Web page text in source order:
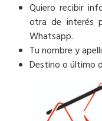
Quiero recibir
otra de interés
Whatsapp.
Tu nombre y
Destino o último